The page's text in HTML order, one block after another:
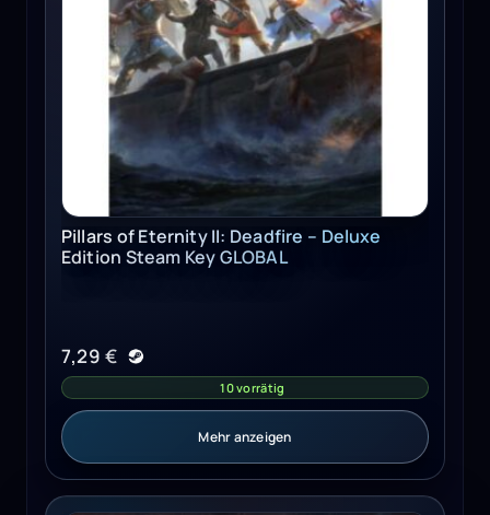
Pillars of Eternity II: Deadfire – Deluxe
Edition Steam Key GLOBAL
7,29 €
10 vorrätig
Mehr anzeigen